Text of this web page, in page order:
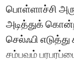
பொள்ளாச்சி
அடித்துக்
செல்ஃபி
சம்பவம்